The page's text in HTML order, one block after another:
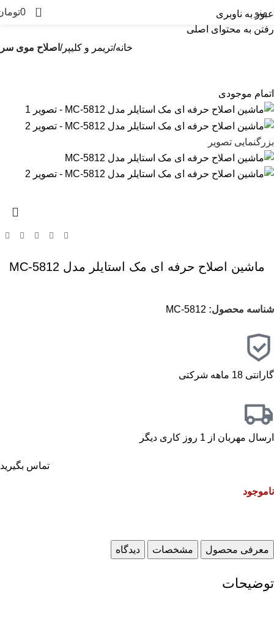
عبور به ناوبری
رفتن به محتوای اصلی
منو 0
0
خانه تریمر و کلیپر اصلاح موی سر
اتمام موجودی
بزرگنمایی تصویر
ماشین اصلاح حرفه ای مک استایلر مدل MC-5812
شناسه محصول: MC-5812
گارانتی 18 ماهه شرکتی
ارسال مهربان از 1 روز کاری دیگر
تماس بگیرید
ناموجود
معرفی محصول مشخصات دیدگاه
توضیحات